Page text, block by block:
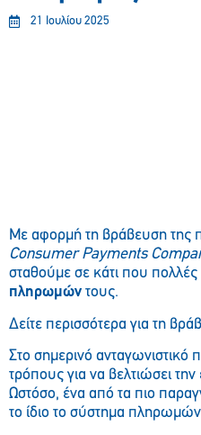
21 Ιουλίου 2025
Με αφορμή τη βράβευση της
Consumer Payments
σταθούμε σε κάτι που πολλές
πληρωμών τους.
Δείτε περισσότερα για τη
Στο σημερινό ανταγωνιστικό
τρόπους για να βελτιώσει
Ωστόσο, ένα από τα πιο
το ίδιο το σύστημα